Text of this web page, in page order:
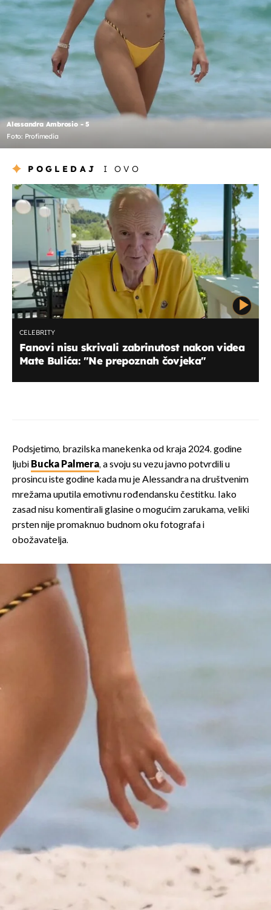
Alessandra Ambrosio - 5
Foto: Profimedia
POGLEDAJ I OVO
CELEBRITY
Fanovi nisu skrivali zabrinutost nakon videa
Mate Bulića: "Ne prepoznah čovjeka"
Podsjetimo, brazilska manekenka od kraja 2024. godine
ljubi Bucka Palmera, a svoju su vezu javno potvrdili u
prosincu iste godine kada mu je Alessandra na društvenim
mrežama uputila emotivnu rođendansku čestitku. Iako
zasad nisu komentirali glasine o mogućim zarukama, veliki
prsten nije promaknuo budnom oku fotografa i
obožavatelja.